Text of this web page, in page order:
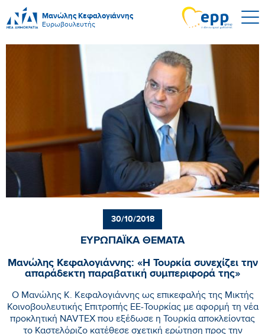
Μανώλης Κεφαλογιάννης
Ευρωβουλευτής
30/10/2018
ΕΥΡΩΠΑΪΚΑ ΘΕΜΑΤΑ
Μανώλης Κεφαλογιάννης: «Η Τουρκία συνεχίζει την
απαράδεκτη παραβατική συμπεριφορά της»
Ο Μανώλης Κ. Κεφαλογιάννης ως επικεφαλής της Μικτής
Κοινοβουλευτικής Επιτροπής ΕΕ-Τουρκίας με αφορμή τη νέα
προκλητική NAVTEX που εξέδωσε η Τουρκία αποκλείοντας